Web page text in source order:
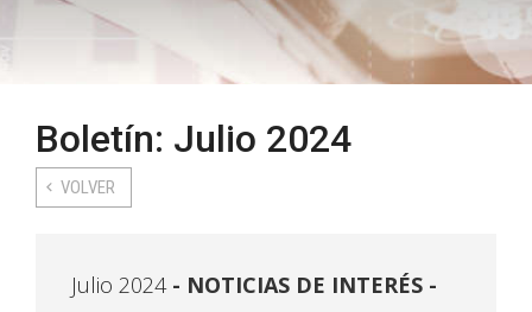
Boletín: Julio 2024
VOLVER
Julio 2024 NOTICIAS DE INTERÉS -